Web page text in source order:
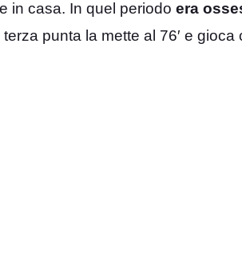
in casa. In quel periodo era
terza punta la mette al 76′ e